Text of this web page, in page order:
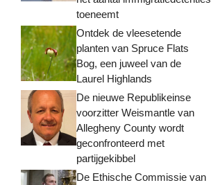
toeneemt
Ontdek de vleesetende
planten van Spruce Flats
Bog, een juweel van de
Laurel Highlands
De nieuwe Republikeinse
voorzitter Weismantle van
Allegheny County wordt
geconfronteerd met
partijgekibbel
De Ethische Commissie van